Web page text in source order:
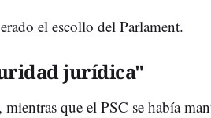
el escollo del Parlament.
jurídica"
, mientras que el PSC se había